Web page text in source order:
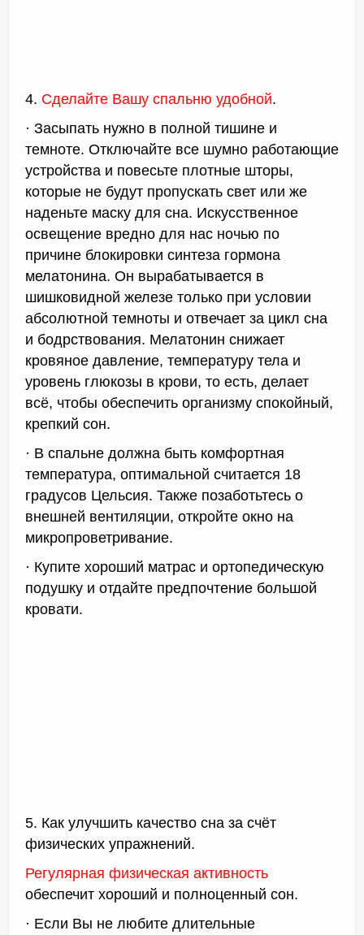
4. Сделайте Вашу спальню удобной.
· Засыпать нужно в полной тишине и
темноте. Отключайте все шумно работающие
устройства и повесьте плотные шторы,
которые не будут пропускать свет или же
наденьте маску для сна. Искусственное
освещение вредно для нас ночью по
причине блокировки синтеза гормона
мелатонина. Он вырабатывается в
шишковидной железе только при условии
абсолютной темноты и отвечает за цикл сна
и бодрствования. Мелатонин снижает
кровяное давление, температуру тела и
уровень глюкозы в крови, то есть, делает
всё, чтобы обеспечить организму спокойный,
крепкий сон.
· В спальне должна быть комфортная
температура, оптимальной считается 18
градусов Цельсия. Также позаботьтесь о
внешней вентиляции, откройте окно на
микропроветривание.
· Купите хороший матрас и ортопедическую
подушку и отдайте предпочтение большой
кровати.
5. Как улучшить качество сна за счёт
физических упражнений.
Регулярная физическая активность
обеспечит хороший и полноценный сон.
· Если Вы не любите длительные